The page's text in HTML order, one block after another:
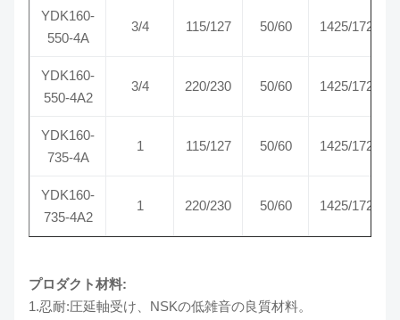
YDK160-
550-4A
3/4 115/127 50/60 1425/1725
YDK160-
550-4A2
3/4 220/230 50/60 1425/1725
YDK160-
735-4A
1 115/127 50/60 1425/1725
YDK160-
735-4A2
1 220/230 50/60 1425/1725
プロダクト材料:
1.忍耐:圧延軸受け、NSKの低雑音の良質材料。